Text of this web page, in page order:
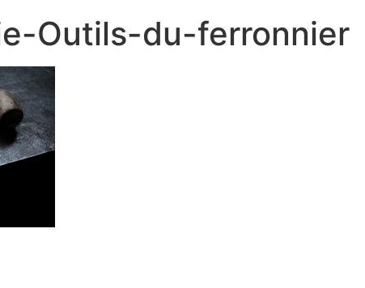
Outils-du-ferronnier